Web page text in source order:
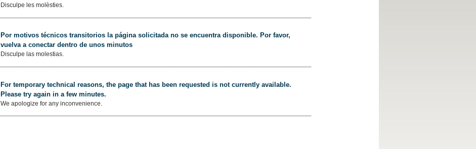
Disculpe les molèsties.
Por motivos técnicos transitorios la página solicitada no se encuentra disponible. Por favor,
vuelva a conectar dentro de unos minutos
Disculpe las molestias.
For temporary technical reasons, the page that has been requested is not currently available.
Please try again in a few minutes.
We apologize for any inconvenience.